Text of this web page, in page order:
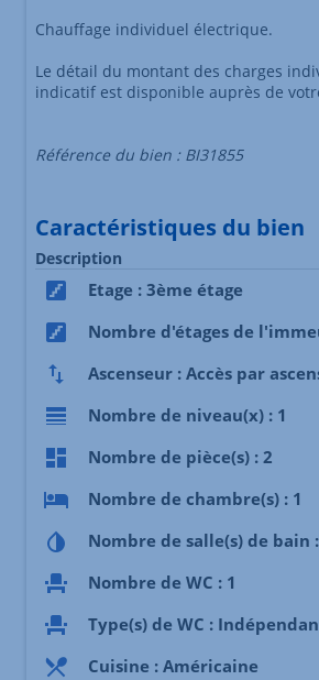
Chauffage individuel électrique.
Le détail du montant des charges
indicatif est disponible auprès de
Référence du bien : BI31855
Caractéristiques du bien
Description
Etage : 3ème étage
Nombre d'étages de
Ascenseur : Accès par
Nombre de niveau(x) : 1
Nombre de pièce(s) : 2
Nombre de chambre(s) : 1
Nombre de salle(s) de bain :
Nombre de WC : 1
Type(s) de WC :
Cuisine : Américaine